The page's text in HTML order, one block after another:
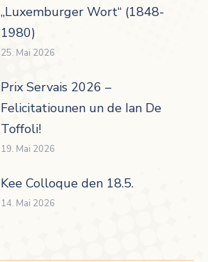
„Luxemburger Wort“ (1848-
1980)
25. Mai 2026
Prix Servais 2026 –
Felicitatiounen un de Ian De
Toffoli!
19. Mai 2026
Kee Colloque den 18.5.
14. Mai 2026